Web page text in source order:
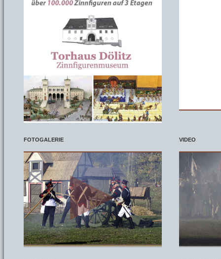
FOTOGALERIE VIDEO